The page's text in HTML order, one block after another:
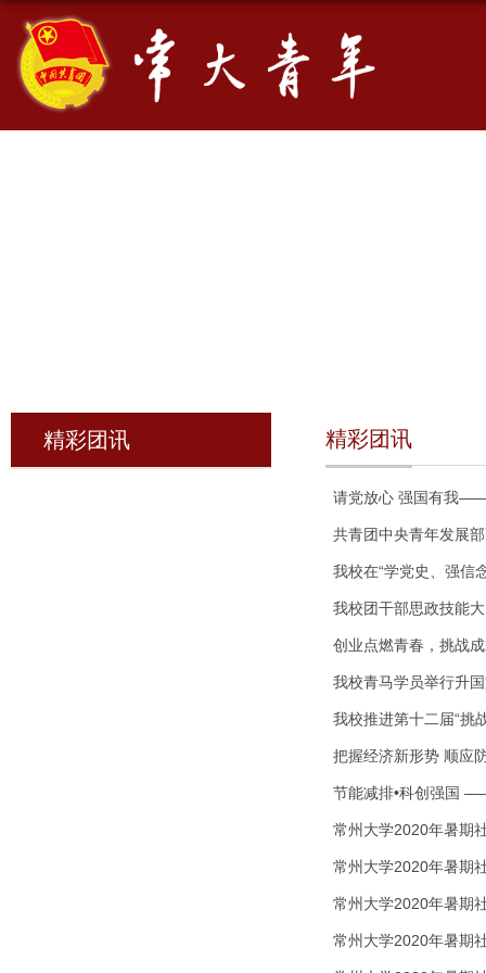
精彩团讯 精彩团讯
请党放心 强国有我——
共青团中央青年发展
我校团干部思政技能
我校青马学员举行升
我校推进第十二届“挑
常州大学2020年暑期
常州大学2020年暑期
常州大学2020年暑期
常州大学2020年暑期